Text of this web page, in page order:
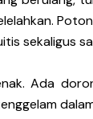
sekaligus
Ada